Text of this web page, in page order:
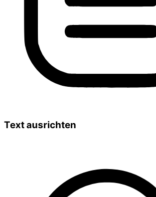
Text ausrichten